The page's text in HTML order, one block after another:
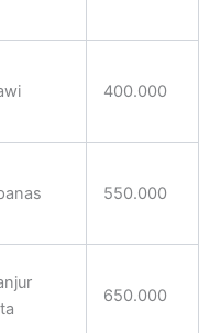
400.000
550.000
650.000